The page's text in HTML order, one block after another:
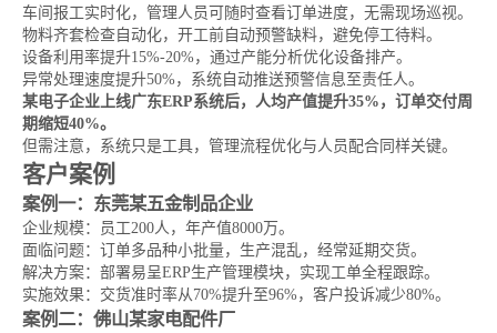
车间报工实时化，管理人员可随时查看订单进度，无需现场巡视。
物料齐套检查自动化，开工前自动预警缺料，避免停工待料。
设备利用率提升15%-20%，通过产能分析优化设备排产。
异常处理速度提升50%，系统自动推送预警信息至责任人。
某电子企业上线广东ERP系统后，人均产值提升35%，订单交付周
期缩短40%。
但需注意，系统只是工具，管理流程优化与人员配合同样关键。
客户案例
案例一：东莞某五金制品企业
企业规模：员工200人，年产值8000万。
面临问题：订单多品种小批量，生产混乱，经常延期交货。
解决方案：部署易呈ERP生产管理模块，实现工单全程跟踪。
实施效果：交货准时率从70%提升至96%，客户投诉减少80%。
案例二：佛山某家电配件厂